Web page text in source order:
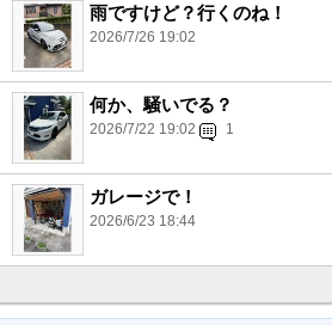
雨ですけど？行くのね！
2026/7/26 19:02
何か、騒いでる？
2026/7/22 19:02 1
ガレージで！
2026/6/23 18:44